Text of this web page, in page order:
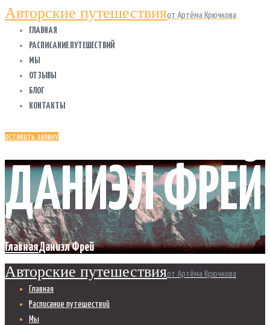
Авторские путешествияот Артёма Крючкова
ГЛАВНАЯ
РАСПИСАНИЕ ПУТЕШЕСТВИЙ
МЫ
ОТЗЫВЫ
БЛОГ
КОНТАКТЫ
оставить заявку
ДАНИЭЛ ФРЕЙ
ГлавнаяДаниэл Фрей
Авторские путешествияот Артёма Крючкова
Главная
Расписание путешествий
Мы